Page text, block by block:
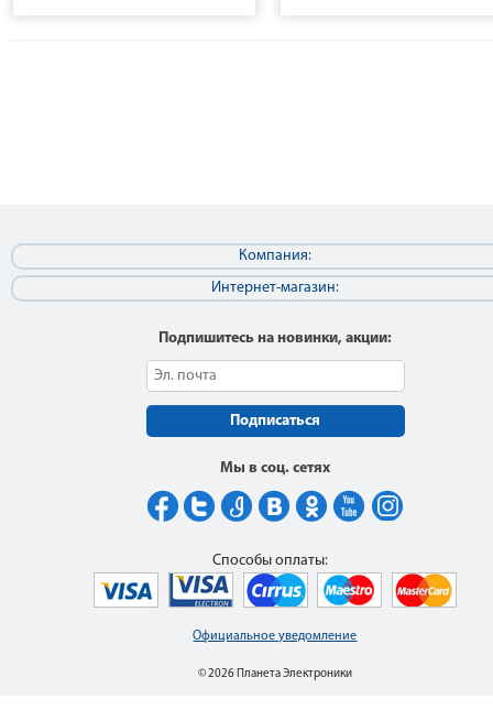
Компания:
Интернет-магазин:
Подпишитесь на новинки, акции:
Подписаться
Мы в соц. сетях
Официальное уведомление
© 2026 Планета Электроники
Способы оплаты: